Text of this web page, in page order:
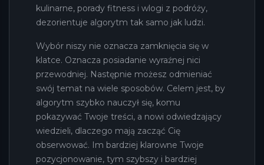
kulinarne, porady fitness i wlogi z podróży,
dezorientuje algorytm tak samo jak ludzi.
Wybór niszy nie oznacza zamknięcia się w
klatce. Oznacza posiadanie wyraźnej nici
przewodniej. Następnie możesz odmieniać
swój temat na wiele sposobów. Celem jest, by
algorytm szybko nauczył się, komu
pokazywać Twoje treści, a nowi odwiedzający
wiedzieli, dlaczego mają zacząć Cię
obserwować. Im bardziej klarowne Twoje
pozycjonowanie, tym szybszy i bardziej